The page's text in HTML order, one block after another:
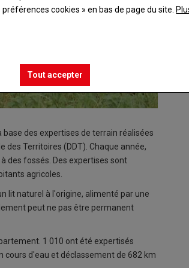
base des expertises de terrain réalisées
des Territoires (DDT). Chaque année,
des fossés. Des expertises sont
agricoles.
lit naturel à l'origine, alimenté par une
peut ne pas être permanent
1 010 ont été expertisés
cours d'eau et déclassement de 682 km
cookies » en bas de page du site.
Tout accepter